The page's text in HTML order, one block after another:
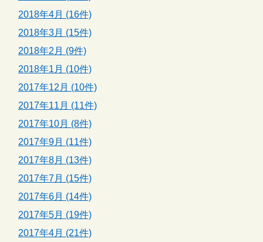
2018年4月 (16件)
2018年3月 (15件)
2018年2月 (9件)
2018年1月 (10件)
2017年12月 (10件)
2017年11月 (11件)
2017年10月 (8件)
2017年9月 (11件)
2017年8月 (13件)
2017年7月 (15件)
2017年6月 (14件)
2017年5月 (19件)
2017年4月 (21件)